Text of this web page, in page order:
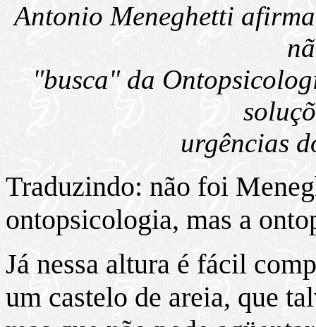
Antonio Meneghetti
"busca" da
urgências
Traduzindo: não foi
ontopsicologia, mas a
Já nessa altura é fácil
um castelo de areia, que